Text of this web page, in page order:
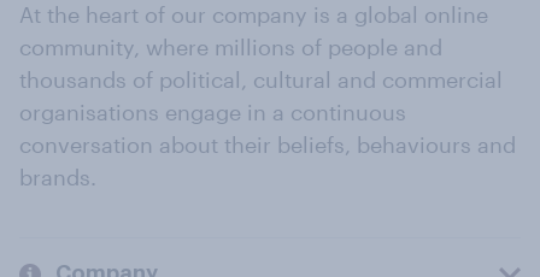
At the heart of our company is a global online
community, where millions of people and
thousands of political, cultural and commercial
organisations engage in a continuous
conversation about their beliefs, behaviours and
brands.